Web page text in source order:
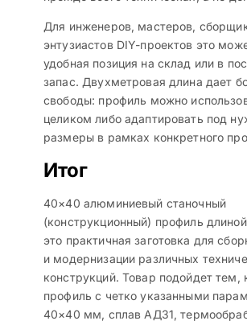
Для инженеров, мастеров,
энтузиастов DIY-проектов это
удобная позиция на склад или в
запас. Двухметровая длина дает
свободы: профиль можно
целиком либо адаптировать под
размеры в рамках конкретного
Итог
40×40 алюминиевый станочный
(конструкционный) профиль
это практичная заготовка для
и модернизации различных
конструкций. Товар подойдет тем,
профиль с четко указанными
40×40 мм, сплав АД31,